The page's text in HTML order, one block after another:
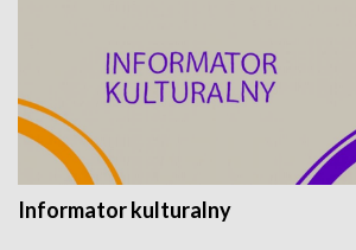
Informator kulturalny